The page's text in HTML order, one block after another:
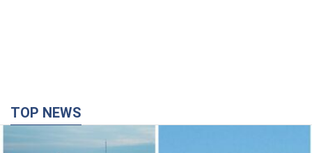
Силы обороны поразили НПЗ в Ярославле и в
Башкортостане: Зеленский раскрыл детали
операции. Фото и видео